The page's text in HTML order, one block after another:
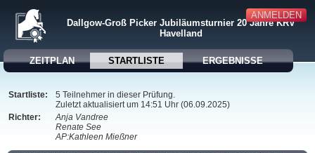
ANMELDEN
Dallgow-Groß Picker Jubiläumsturnier 20 Jahre KRV
Havelland
ZEITPLAN STARTLISTE ERGEBNISSE
Startliste:
5 Teilnehmer in dieser Prüfung.
Zuletzt aktualisiert um 14:51 Uhr (06.09.2025)
Richter:
Anja Vandree
Renate See
AP:Kathleen Mießner